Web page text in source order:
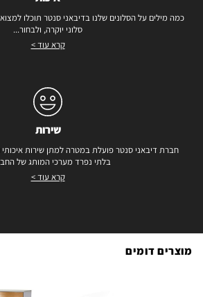
כמה מילים על הסלונים שלנו בדיבאני סנטר תוכלו
סלוני יוקרה, ולבחור...
קרא עוד >
שירות
חברת דיבאני סנטר פועלת במטרה למתן שירות איכותי
בלתי נפרד מערכי המותג של
קרא עוד >
מוצרים דומים